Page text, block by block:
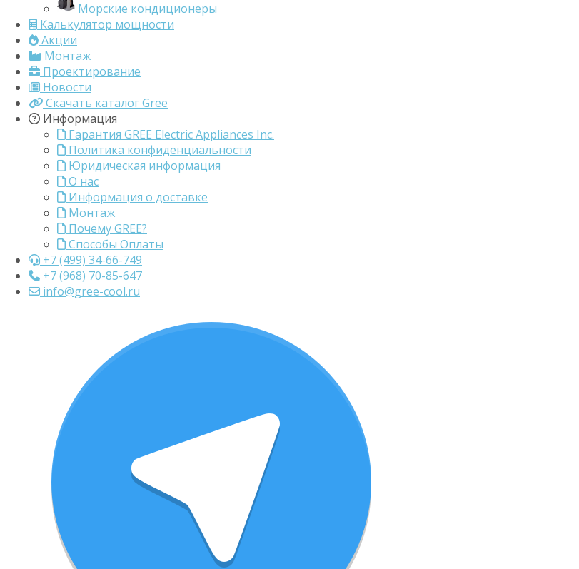
Морские кондиционеры
Калькулятор мощности
Акции
Монтаж
Проектирование
Новости
Скачать каталог Gree
Информация
Гарантия GREE Electric Appliances Inc.
Политика конфиденциальности
Юридическая информация
О нас
Информация о доставке
Монтаж
Почему GREE?
Способы Оплаты
+7 (499) 34-66-749
+7 (968) 70-85-647
info@gree-cool.ru